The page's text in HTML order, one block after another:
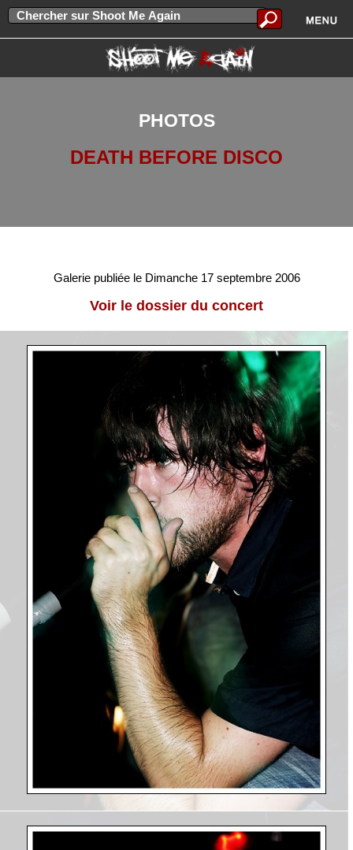
PHOTOS
DEATH BEFORE DISCO
Galerie publiée le Dimanche 17 septembre 2006
Voir le dossier du concert